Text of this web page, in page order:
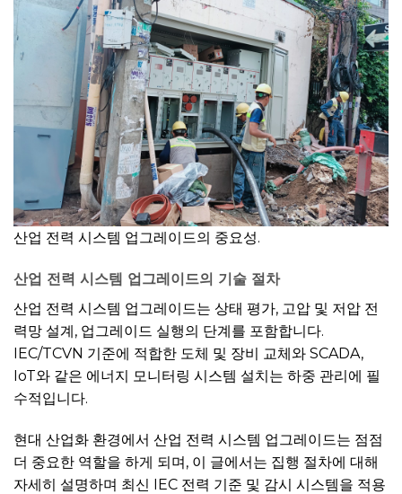
산업 전력 시스템 업그레이드의 중요성.
산업 전력 시스템 업그레이드의 기술 절차
산업 전력 시스템 업그레이드는 상태 평가, 고압 및 저압 전
력망 설계, 업그레이드 실행의 단계를 포함합니다.
IEC/TCVN 기준에 적합한 도체 및 장비 교체와 SCADA,
IoT와 같은 에너지 모니터링 시스템 설치는 하중 관리에 필
수적입니다.
현대 산업화 환경에서 산업 전력 시스템 업그레이드는 점점
더 중요한 역할을 하게 되며, 이 글에서는 집행 절차에 대해
자세히 설명하며 최신 IEC 전력 기준 및 감시 시스템을 적용